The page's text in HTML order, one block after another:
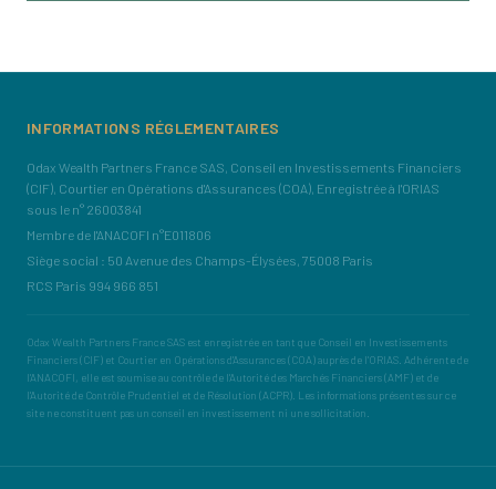
INFORMATIONS RÉGLEMENTAIRES
Odax Wealth Partners France SAS, Conseil en Investissements Financiers
(CIF), Courtier en Opérations d'Assurances (COA), Enregistrée à l'ORIAS
sous le n° 26003841
Membre de l'ANACOFI n°E011806
Siège social : 50 Avenue des Champs-Élysées, 75008 Paris
RCS Paris 994 966 851
Odax Wealth Partners France SAS est enregistrée en tant que Conseil en Investissements
Financiers (CIF) et Courtier en Opérations d'Assurances (COA) auprès de l'ORIAS. Adhérente de
l'ANACOFI, elle est soumise au contrôle de l'Autorité des Marchés Financiers (AMF) et de
l'Autorité de Contrôle Prudentiel et de Résolution (ACPR). Les informations présentes sur ce
site ne constituent pas un conseil en investissement ni une sollicitation.